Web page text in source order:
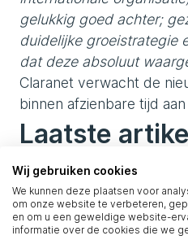
gelukkig goed achter;
duidelijke groeistrategie
dat deze absoluut
Claranet verwacht de
binnen afzienbare tijd
Laatste
Wij gebruiken cookies
We kunnen deze plaatsen voor
om onze website te verbeteren,
en om u een geweldige website-
informatie over de cookies die we